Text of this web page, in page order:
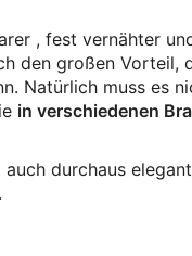
, fest vernähter
den großen Vorteil,
Natürlich muss es
in verschiedenen
durchaus
.